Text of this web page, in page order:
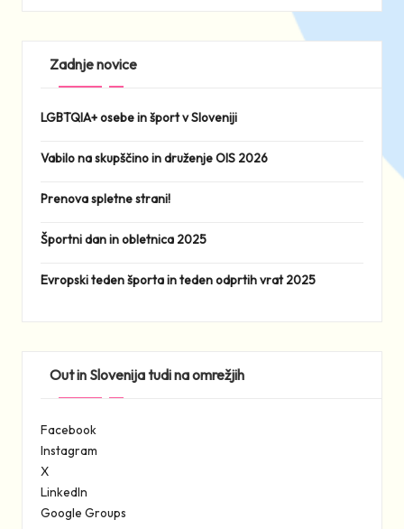
Zadnje novice
LGBTQIA+ osebe in šport v Sloveniji
Vabilo na skupščino in druženje OIS 2026
Prenova spletne strani!
Športni dan in obletnica 2025
Evropski teden športa in teden odprtih vrat 2025
Out in Slovenija tudi na omrežjih
Facebook
Instagram
X
LinkedIn
Google Groups